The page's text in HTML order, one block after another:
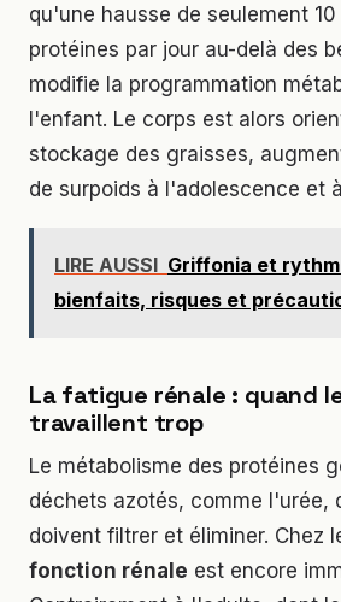
qu'une hausse de seulement
protéines par jour au-delà des
modifie la programmation
l'enfant. Le corps est alors
stockage des graisses,
de surpoids à l'adolescence et
LIRE AUSSI Griffonia et
bienfaits, risques et
La fatigue rénale : quand
travaillent trop
Le métabolisme des protéines
déchets azotés, comme l'urée,
doivent filtrer et éliminer. Chez
fonction rénale est encore